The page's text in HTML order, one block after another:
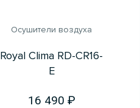
Осушители воздуха
Royal Clima RD-CR16-
E
16 490